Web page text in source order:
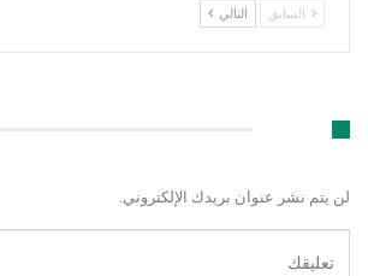
السابق التالي
لن يتم نشر عنوان بريدك الإلكتروني.